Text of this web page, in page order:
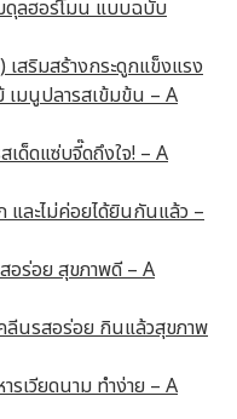
ลฮอร์โมน แบบฉบับ
เสริมสร้างกระดูกแข็งแรง
เมนูปลารสเข้มข้น – A
ด็ดแซ่บจี๊ดถึงใจ! – A
และไม่ค่อยได้ยินกันแล้ว –
อร่อย สุขภาพดี – A
ลีนรสอร่อย กินแล้วสุขภาพ
รเวียดนาม ทำง่าย – A